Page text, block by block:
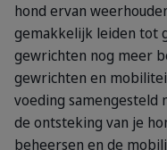
hond ervan
gemakkelijk leiden tot
gewrichten nog meer
gewrichten en
voeding samengesteld
de ontsteking van je
beheersen en de